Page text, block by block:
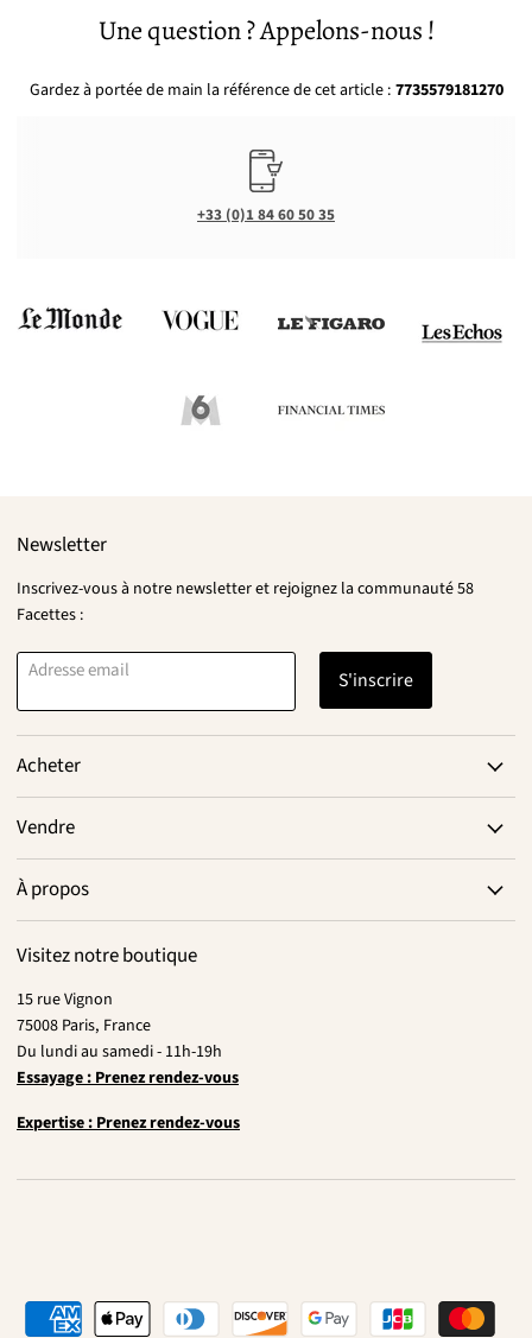
Une question ? Appelons-nous !
Gardez à portée de main la référence de cet article : 7735579181270
+33 (0)1 84 60 50 35
Newsletter
Inscrivez-vous à notre newsletter et rejoignez la communauté 58
Facettes :
Adresse email S'inscrire
Acheter
Vendre
À propos
Visitez notre boutique
15 rue Vignon
75008 Paris, France
Du lundi au samedi - 11h-19h
Essayage : Prenez rendez-vous
Expertise : Prenez rendez-vous